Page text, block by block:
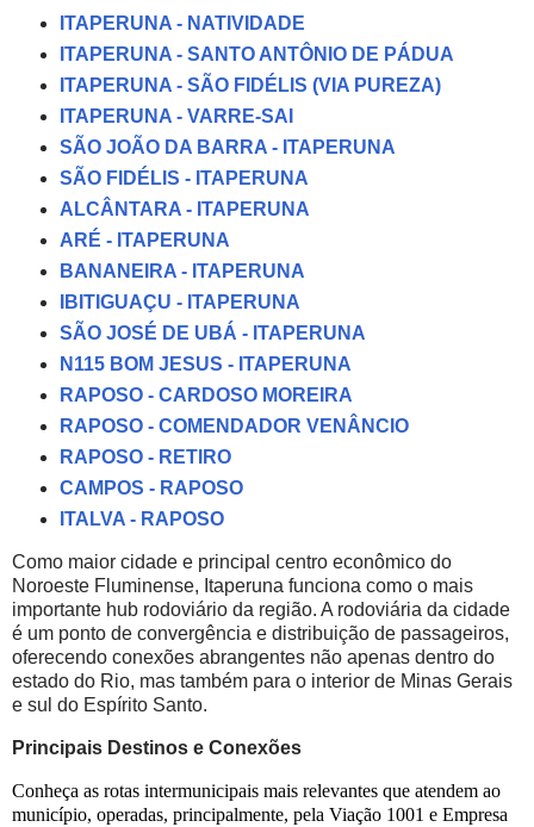
ITAPERUNA - NATIVIDADE
ITAPERUNA - SANTO ANTÔNIO DE PÁDUA
ITAPERUNA - SÃO FIDÉLIS (VIA PUREZA)
ITAPERUNA - VARRE-SAI
SÃO JOÃO DA BARRA - ITAPERUNA
SÃO FIDÉLIS - ITAPERUNA
ALCÂNTARA - ITAPERUNA
ARÉ - ITAPERUNA
BANANEIRA - ITAPERUNA
IBITIGUAÇU - ITAPERUNA
SÃO JOSÉ DE UBÁ - ITAPERUNA
N115 BOM JESUS - ITAPERUNA
RAPOSO - CARDOSO MOREIRA
RAPOSO - COMENDADOR VENÂNCIO
RAPOSO - RETIRO
CAMPOS - RAPOSO
ITALVA - RAPOSO
Como maior cidade e principal centro econômico do
Noroeste Fluminense, Itaperuna funciona como o mais
importante hub rodoviário da região. A rodoviária da cidade
é um ponto de convergência e distribuição de passageiros,
oferecendo conexões abrangentes não apenas dentro do
estado do Rio, mas também para o interior de Minas Gerais
e sul do Espírito Santo.
Principais Destinos e Conexões
Conheça as rotas intermunicipais mais relevantes que atendem ao
município, operadas, principalmente, pela Viação 1001 e Empresa